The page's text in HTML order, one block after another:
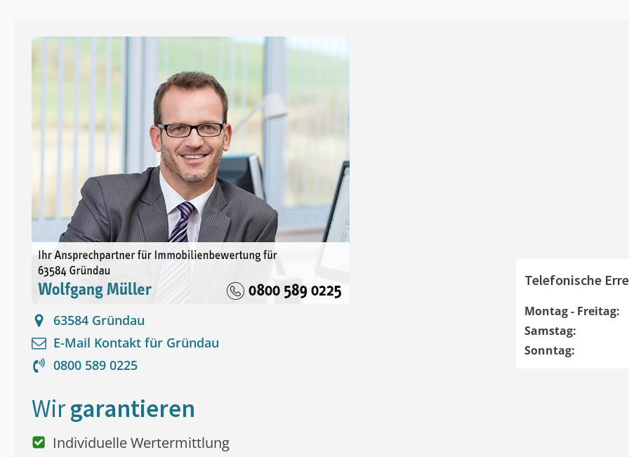
63584 Gründau
E-Mail Kontakt für Gründau
0800 589 0225
Telefonische
Montag - Freitag:
Samstag:
Sonntag:
Wirgarantieren
Individuelle Wertermittlung